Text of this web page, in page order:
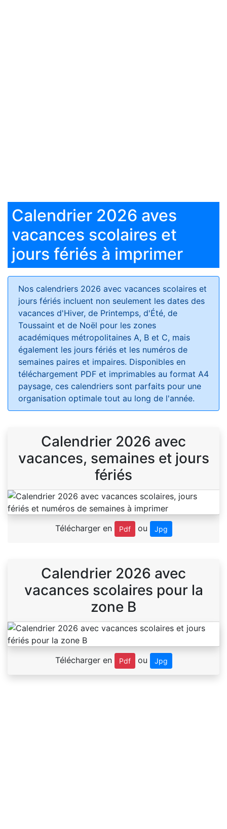
Calendrier 2026 aves
vacances scolaires et
jours fériés à imprimer
Nos calendriers 2026 avec vacances scolaires et
jours fériés incluent non seulement les dates des
vacances d'Hiver, de Printemps, d'Été, de
Toussaint et de Noël pour les zones
académiques métropolitaines A, B et C, mais
également les jours fériés et les numéros de
semaines paires et impaires. Disponibles en
téléchargement PDF et imprimables au format A4
paysage, ces calendriers sont parfaits pour une
organisation optimale tout au long de l'année.
Calendrier 2026 avec
vacances, semaines et jours
fériés
Télécharger en Pdf ou Jpg
Calendrier 2026 avec
vacances scolaires pour la
zone B
Télécharger en Pdf ou Jpg